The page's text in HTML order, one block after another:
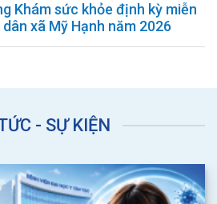
Khám sức khỏe định kỳ miễn
xã Mỹ Hạnh năm 2026
- SỰ KIỆN